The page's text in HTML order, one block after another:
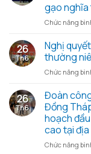
gạo nghĩa
Chức năng
26
Th6
Nghị
thường
Chức năng
26
Th6
Đoàn
Đồng
hoạch
cao tại
Chức năng